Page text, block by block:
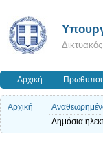
Αρχική
Αρχική
Δημόσια